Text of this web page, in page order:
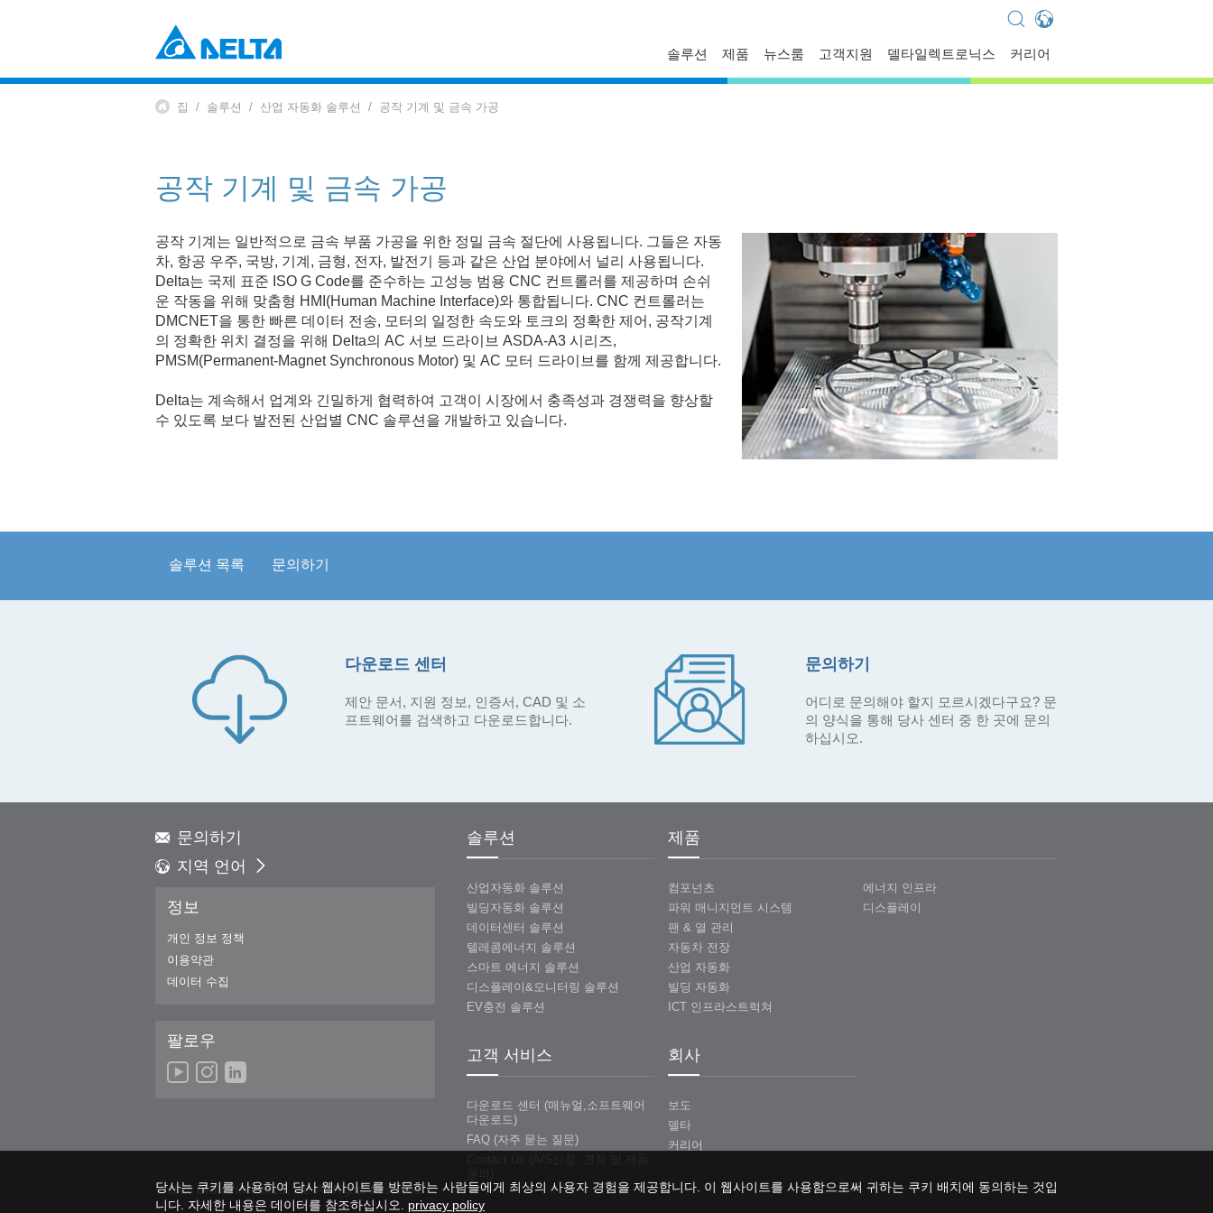
Global - 繁體中文
Americas - English
India - English
Japan - 日本語
Korea - 한국어
Singapore - English
Thailand - English
Thailand - ไทย
솔루션
산업 자동화 솔루션
제품
Power Electronics
Mobility
Automation
산업 자동화
빌딩 자동화
Infrastructure
ICT 인프라
에너지 인프라
뉴스룸 고객지원
FAQ
델타일렉트로닉스
델타일렉트로닉스 한국지사
커리어
집 솔루션 산업 자동화 솔루션 공작 기계 및 금속 가공
공작 기계 및 금속 가공
공작 기계는 일반적으로 금속 부품 가공을 위한 정밀 금속 절단에 사용됩니다. 그들은 자동
차, 항공 우주, 국방, 기계, 금형, 전자, 발전기 등과 같은 산업 분야에서 널리 사용됩니다.
Delta는 국제 표준 ISO G Code를 준수하는 고성능 범용 CNC 컨트롤러를 제공하며 손쉬
운 작동을 위해 맞춤형 HMI(Human Machine Interface)와 통합됩니다. CNC 컨트롤러는
DMCNET을 통한 빠른 데이터 전송, 모터의 일정한 속도와 토크의 정확한 제어, 공작기계
의 정확한 위치 결정을 위해 Delta의 AC 서보 드라이브 ASDA-A3 시리즈,
PMSM(Permanent-Magnet Synchronous Motor) 및 AC 모터 드라이브를 함께 제공합니다.
Delta는 계속해서 업계와 긴밀하게 협력하여 고객이 시장에서 충족성과 경쟁력을 향상할
수 있도록 보다 발전된 산업별 CNC 솔루션을 개발하고 있습니다.
솔루션 목록 문의하기
다운로드 센터
제안 문서, 지원 정보, 인증서, CAD 및 소
프트웨어를 검색하고 다운로드합니다.
문의하기
어디로 문의해야 할지 모르시겠다구요? 문
의 양식을 통해 당사 센터 중 한 곳에 문의
하십시오.
문의하기
지역 언어
Global - 繁體中文
Americas - English
Australia - English
China - 简体中文
EMEA - Français
EMEA - Italiano
Singapore - English
Thailand - ไทย
정보
개인 정보 정책
이용약관
데이터 수집
팔로우
© 2026 Delta Electronics, Inc. All Rights Reserved.
솔루션
산업자동화 솔루션
빌딩자동화 솔루션
데이터센터 솔루션
텔레콤에너지 솔루션
스마트 에너지 솔루션
디스플레이&모니터링 솔루션
EV충전 솔루션
제품
컴포넌츠
파워 매니지먼트 시스템
팬 & 열 관리
자동차 전장
산업 자동화
빌딩 자동화
ICT 인프라스트럭쳐
에너지 인프라
디스플레이
고객 서비스
다운로드 센터 (매뉴얼,소프트웨어
다운로드)
FAQ (자주 묻는 질문)
회사
보도
델타
커리어
당사는 쿠키를 사용하여 당사 웹사이트를 방문하는 사람들에게 최상의 사용자 경험을 제공합니다. 이 웹사이트를 사용함으로써 귀하는 쿠키 배치에 동의하는 것입
니다. 자세한 내용은 데이터를 참조하십시오. privacy policy